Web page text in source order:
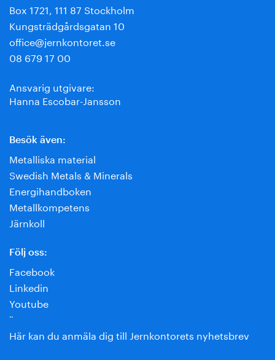
Box 1721, 111 87 Stockholm
Kungsträdgårdsgatan 10
office@jernkontoret.se
08 679 17 00
Ansvarig utgivare:
Hanna Escobar-Jansson
Besök även:
Metalliska material
Swedish Metals & Minerals
Energihandboken
Metallkompetens
Järnkoll
Följ oss:
Facebook
Linkedin
Youtube
¨
Här kan du anmäla dig till Jernkontorets nyhetsbrev